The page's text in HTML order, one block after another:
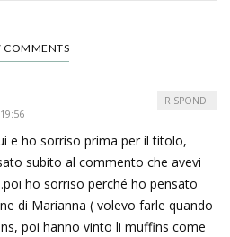
COMMENTS
e ho sorriso prima per il titolo,
subito al commento che avevi
ho sorriso perché ho pensato
di Marianna ( volevo farle quando
poi hanno vinto li muffins come
RISPONDI